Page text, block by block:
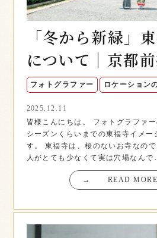
「冬から新緑」
について｜京都
フォトグラファー ロケーション
2025.12.11
皆様こんにちは。 フォトグラファ
シーズンくらいまでの東福寺イメー
す。 東福寺は、桜のないお寺なの
人がとても少なくて実は穴場なんで
→ READ MORE